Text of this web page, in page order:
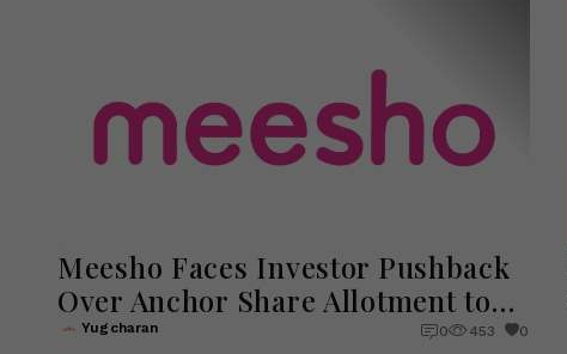
Meesho Faces Investor Pushback
Over Anchor Share Allotment to
SBI Funds
Yugcharan 0 453 0